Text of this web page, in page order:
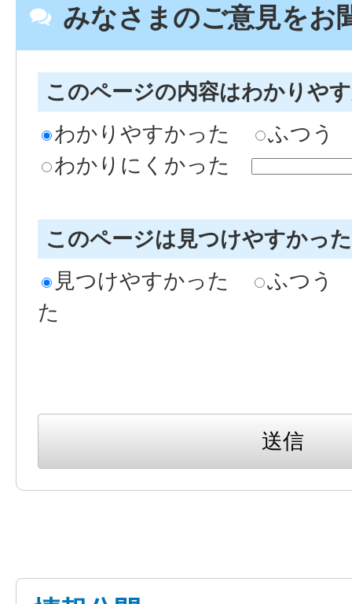
みなさまのご意見をお
このページの内容はわかりや
わかりやすかった
ふつう
わかりにくかった
このページは見つけやすかっ
見つけやすかった
ふつう
た